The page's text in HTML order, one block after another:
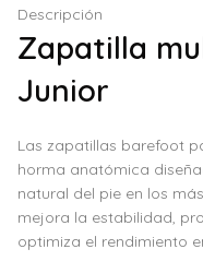
Descripción
Zapatilla
Junior
Las zapatillas barefoot
horma anatómica
natural del pie en los
mejora la estabilidad,
optimiza el rendimiento